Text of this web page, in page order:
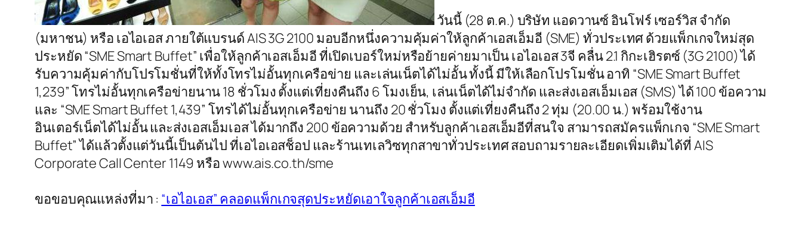
วันนี้ (28 ต.ค.) บริษัท แอดวานซ์ อินโฟร์ เซอร์วิส จำกัด
(มหาชน) หรือ เอไอเอส ภายใต้แบรนด์ AIS 3G 2100 มอบอีกหนึ่งความคุ้มค่าให้ลูกค้าเอสเอ็มอี (SME) ทั่วประเทศ ด้วยแพ็กเกจใหม่สุด
ประหยัด “SME Smart Buffet” เพื่อให้ลูกค้าเอสเอ็มอี ที่เปิดเบอร์ใหม่หรือย้ายค่ายมาเป็น เอไอเอส 3จี คลื่น 2.1 กิกะเฮิรตซ์ (3G 2100) ได้
รับความคุ้มค่ากับโปรโมชั่นที่ให้ทั้งโทรไม่อั้นทุกเครือข่าย และเล่นเน็ตได้ไม่อั้น ทั้งนี้ มีให้เลือกโปรโมชั่น อาทิ “SME Smart Buffet
1,239” โทรไม่อั้นทุกเครือข่ายนาน 18 ชั่วโมง ตั้งแต่เที่ยงคืนถึง 6 โมงเย็น, เล่นเน็ตได้ไม่จำกัด และส่งเอสเอ็มเอส (SMS) ได้ 100 ข้อความ
และ “SME Smart Buffet 1,439” โทรได้ไม่อั้นทุกเครือข่าย นานถึง 20 ชั่วโมง ตั้งแต่เที่ยงคืนถึง 2 ทุ่ม (20.00 น.) พร้อมใช้งาน
อินเตอร์เน็ตได้ไม่อั้น และส่งเอสเอ็มเอส ได้มากถึง 200 ข้อความด้วย สำหรับลูกค้าเอสเอ็มอีที่สนใจ สามารถสมัครแพ็กเกจ “SME Smart
Buffet” ได้แล้วตั้งแต่วันนี้เป็นต้นไป ที่เอไอเอสช็อป และร้านเทเลวิซทุกสาขาทั่วประเทศ สอบถามรายละเอียดเพิ่มเติมได้ที่ AIS
Corporate Call Center 1149 หรือ www.ais.co.th/sme
ขอขอบคุณแหล่งที่มา : “เอไอเอส” คลอดแพ็กเกจสุดประหยัดเอาใจลูกค้าเอสเอ็มอี